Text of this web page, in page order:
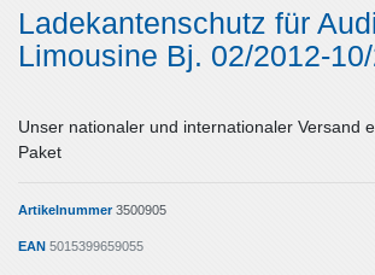
Ladekantenschutz für
Limousine Bj. 02/2012-
Unser nationaler und internationaler Versand
Paket
Artikelnummer3500905
EAN 5015399659055